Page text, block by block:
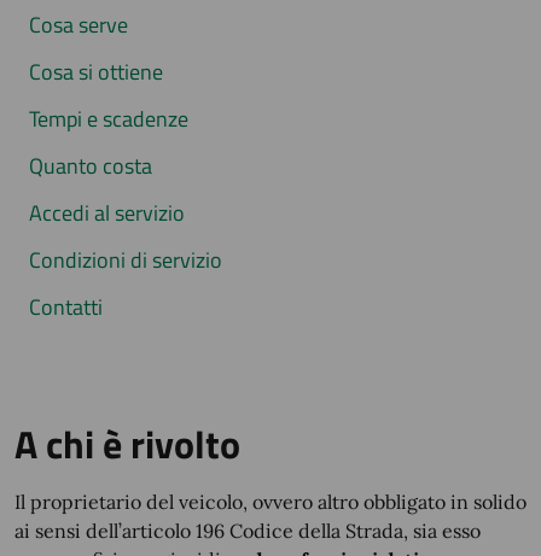
Cosa serve
Cosa si ottiene
Tempi e scadenze
Quanto costa
Accedi al servizio
Condizioni di servizio
Contatti
A chi è rivolto
Il proprietario del veicolo, ovvero altro obbligato in solido
ai sensi dell’articolo 196 Codice della Strada, sia esso